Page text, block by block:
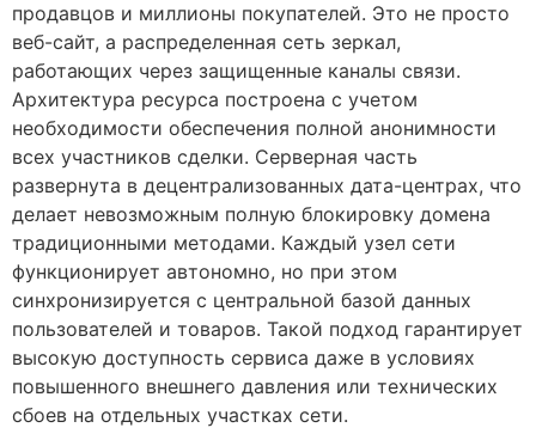
продавцов и миллионы покупателей. Это не просто
веб-сайт, а распределенная сеть зеркал,
работающих через защищенные каналы связи.
Архитектура ресурса построена с учетом
необходимости обеспечения полной анонимности
всех участников сделки. Серверная часть
развернута в децентрализованных дата-центрах, что
делает невозможным полную блокировку домена
традиционными методами. Каждый узел сети
функционирует автономно, но при этом
синхронизируется с центральной базой данных
пользователей и товаров. Такой подход гарантирует
высокую доступность сервиса даже в условиях
повышенного внешнего давления или технических
сбоев на отдельных участках сети.